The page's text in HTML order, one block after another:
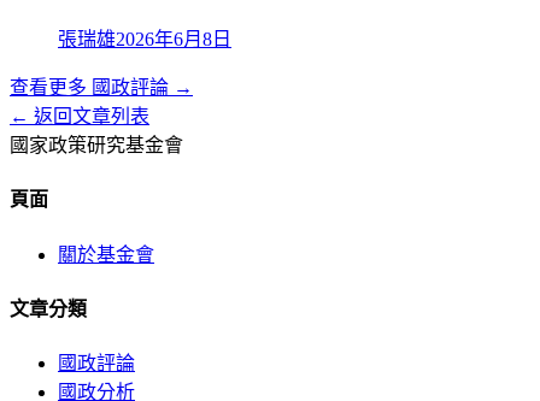
張瑞雄2026年6月8日
查看更多 國政評論 →
← 返回文章列表
國家政策研究基金會
頁面
關於基金會
文章分類
國政評論
國政分析